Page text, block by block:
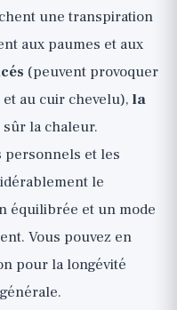
une transpiration
aux paumes et aux
(peuvent provoquer
au cuir chevelu), la
sûr la chaleur.
et les
le
équilibrée et un mode
Vous pouvez en
pour la longévité